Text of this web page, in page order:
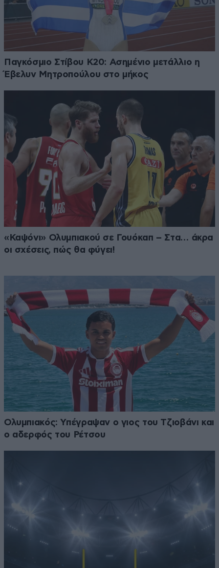
Παγκόσμιο Στίβου Κ20: Ασημένιο μετάλλιο η
Έβελυν Μητροπούλου στο μήκος
«Καψόνι» Ολυμπιακού σε Γουόκαπ – Στα… άκρα
οι σχέσεις, πώς θα φύγει!
Ολυμπιακός: Υπέγραψαν ο γιος του Τζιοβάνι και
ο αδερφός του Ρέτσου